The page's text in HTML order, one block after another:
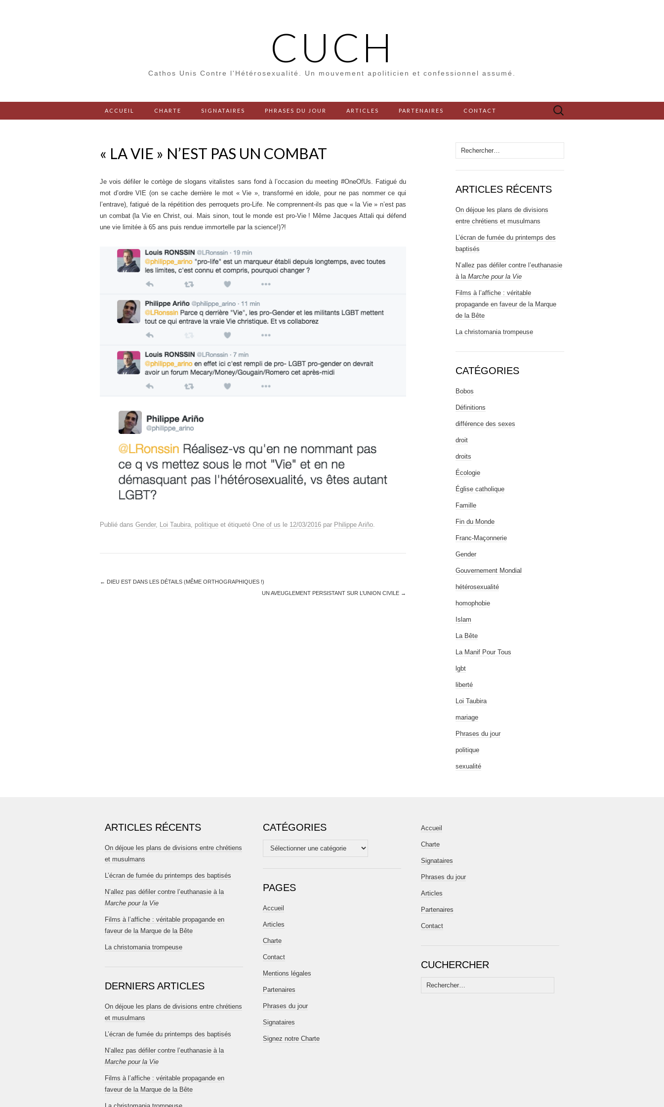
CUCH
Cathos Unis Contre l'Hétérosexualité. Un mouvement apoliticien et confessionnel assumé.
ACCUEIL CHARTE SIGNATAIRES PHRASES DU JOUR ARTICLES PARTENAIRES CONTACT Rechercher :
« LA VIE » N’EST PAS UN COMBAT
Je vois défiler le cortège de slogans vitalistes sans fond à l’occasion du meeting ‪#‎OneOfUs‬. Fatigué du
mot d’ordre VIE (on se cache derrière le mot « Vie », transformé en idole, pour ne pas nommer ce qui
l’entrave), fatigué de la répétition des perroquets pro-Life. Ne comprennent-ils pas que « la Vie » n’est pas
un combat (la Vie en Christ, oui. Mais sinon, tout le monde est pro-Vie ! Même Jacques Attali qui défend
une vie limitée à 65 ans puis rendue immortelle par la science!)?!
Publié dans Gender, Loi Taubira, politique et étiqueté One of us le 12/03/2016 par Philippe Ariño.
← DIEU EST DANS LES DÉTAILS (MÊME ORTHOGRAPHIQUES !)
UN AVEUGLEMENT PERSISTANT SUR L’UNION CIVILE →
Rechercher :
ARTICLES RÉCENTS
On déjoue les plans de divisions
entre chrétiens et musulmans
L’écran de fumée du printemps des
baptisés
N’allez pas défiler contre l’euthanasie
à la Marche pour la Vie
Films à l’affiche : véritable
propagande en faveur de la Marque
de la Bête
La christomania trompeuse
CATÉGORIES
Bobos
Définitions
différence des sexes
droit
droits
Écologie
Église catholique
Famille
Fin du Monde
Franc-Maçonnerie
Gender
Gouvernement Mondial
hétérosexualité
homophobie
Islam
La Bête
La Manif Pour Tous
lgbt
liberté
Loi Taubira
mariage
Phrases du jour
politique
sexualité
ARTICLES RÉCENTS
On déjoue les plans de divisions entre chrétiens
et musulmans
L’écran de fumée du printemps des baptisés
N’allez pas défiler contre l’euthanasie à la
Marche pour la Vie
Films à l’affiche : véritable propagande en
faveur de la Marque de la Bête
La christomania trompeuse
DERNIERS ARTICLES
On déjoue les plans de divisions entre chrétiens
et musulmans
L’écran de fumée du printemps des baptisés
N’allez pas défiler contre l’euthanasie à la
Marche pour la Vie
Films à l’affiche : véritable propagande en
faveur de la Marque de la Bête
CATÉGORIES
Catégories
PAGES
Accueil
Articles
Charte
Contact
Mentions légales
Partenaires
Phrases du jour
Signataires
Signez notre Charte
Accueil
Charte
Signataires
Phrases du jour
Articles
Partenaires
Contact
CUCHERCHER
Rechercher :